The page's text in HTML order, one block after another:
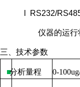
l RS232/
仪器的运行
三、技术参数
■分析量程 0-